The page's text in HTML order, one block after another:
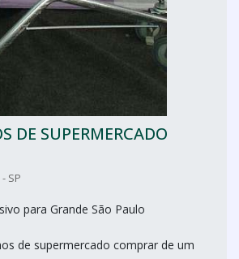
DE SUPERMERCADO
SP
para Grande São Paulo
de supermercado comprar de um